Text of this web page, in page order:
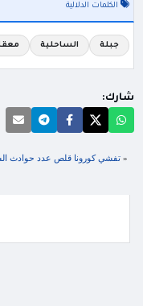
الكلمات الدلالية
جبلة الساحلية
شارك:
« تفشي كورونا قلص عدد حوادث